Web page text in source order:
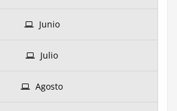
Junio
Julio
Agosto